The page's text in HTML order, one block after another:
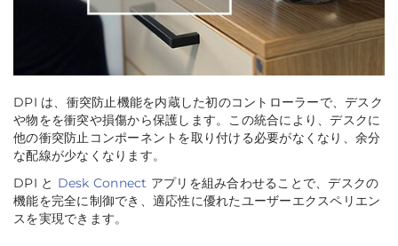
DPI は、衝突防止機能を内蔵した初のコントローラーで、デスク
や物をを衝突や損傷から保護します。この統合により、デスクに
他の衝突防止コンポーネントを取り付ける必要がなくなり、余分
な配線が少なくなります。
DPI と Desk Connect アプリを組み合わせることで、デスクの
機能を完全に制御でき、適応性に優れたユーザーエクスペリエン
スを実現できます。